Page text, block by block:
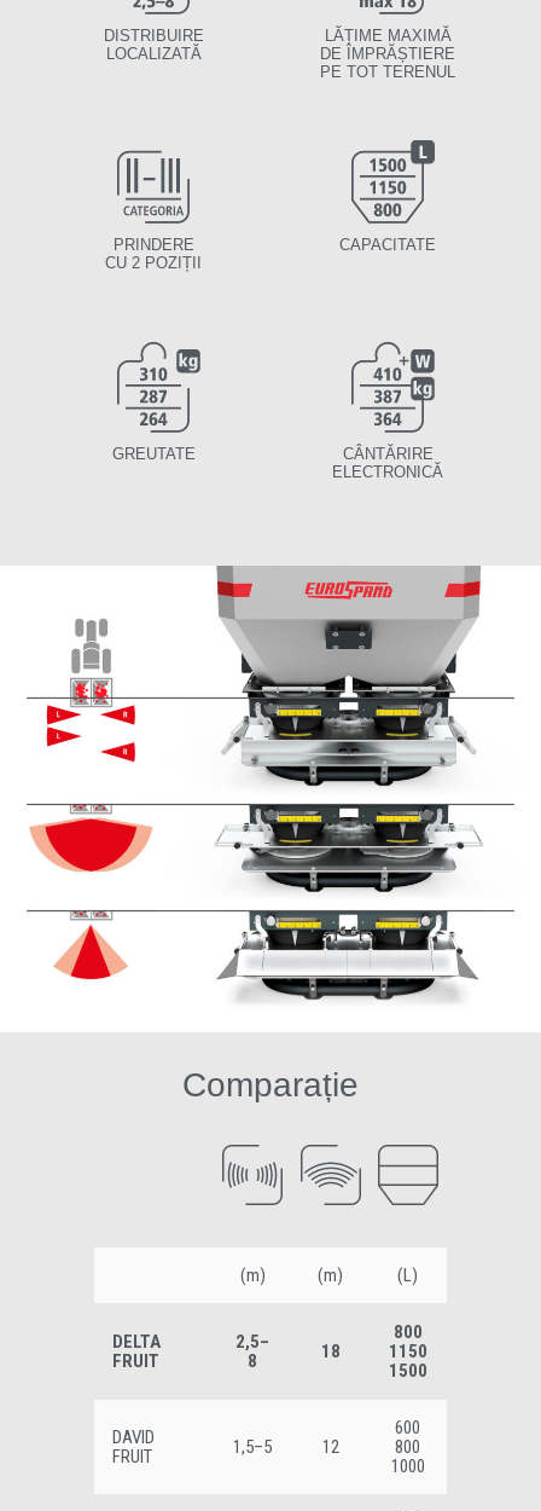
DISTRIBUIRE
LOCALIZATĂ
LĂȚIME MAXIMĂ
DE ÎMPRĂȘTIERE
PE TOT TERENUL
PRINDERE
CU 2 POZIȚII
CAPACITATE
GREUTATE
CÂNTĂRIRE
ELECTRONICĂ
Comparație
(m) (m) (L)
DELTA
FRUIT
2,5–
8
18
800
1150
1500
DAVID
FRUIT
1,5–5 12
600
800
1000